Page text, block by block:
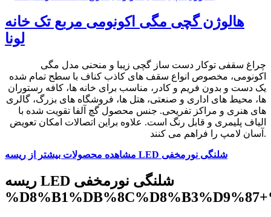
هالوژن گچی مگی اکونومی مربع تک خانه
لونا
چراغ سقفی توکار دست ساز گچی زیبا و منحنی مدل مگی
اکونومی، مخصوص انواع سقف های کاذب کناف با سطح تمام شده
یک دست و بدون فریم و کادر، مناسب برای خانه ها، کافه رستوران
ها، محیط های اداری و صنعتی، هتل ها، فروشگاه های بزرگ، گالری
های هنری و مراکز تفریحی. جنس محصول گچ آلفا تقویت شده با
الیاف پلیمری و قابل رنگ است. علاوه براین اتصالات امکان تعویض
آسان لامپ را فراهم می کنند.
مشاهده محصولات بیشتر از ریسه LED شلنگی نورمخفی
ریسه LED شلنگی نورمخفی